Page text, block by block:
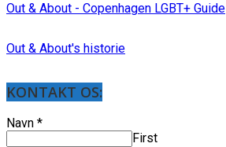
Out & About - Copenhagen LGBT+ Guide
Out & About's historie
KONTAKT OS:
Navn *
First